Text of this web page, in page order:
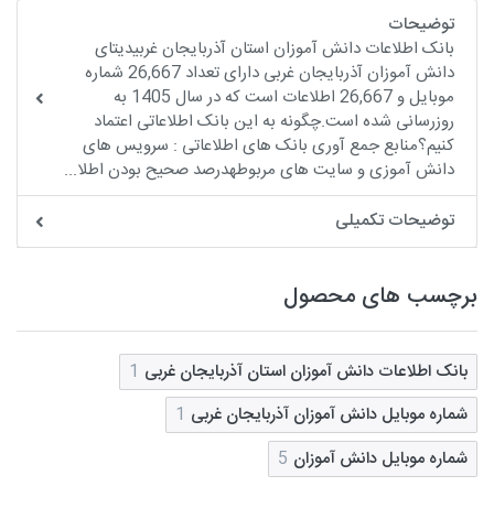
توضیحات
بانک اطلاعات دانش آموزان استان آذربایجان غربیدیتای
دانش آموزان آذربایجان غربی دارای تعداد 26,667 شماره
موبایل و 26,667 اطلاعات است که در سال 1405 به
روزرسانی شده است.چگونه به این بانک اطلاعاتی اعتماد
کنیم؟منابع جمع آوری بانک های اطلاعاتی : سرویس های
دانش آموزی و سایت های مربوطهدرصد صحیح بودن اطلا...
توضیحات تکمیلی
برچسب های محصول
بانک اطلاعات دانش آموزان استان آذربایجان غربی 1
شماره موبایل دانش آموزان آذربایجان غربی 1
شماره موبایل دانش آموزان 5